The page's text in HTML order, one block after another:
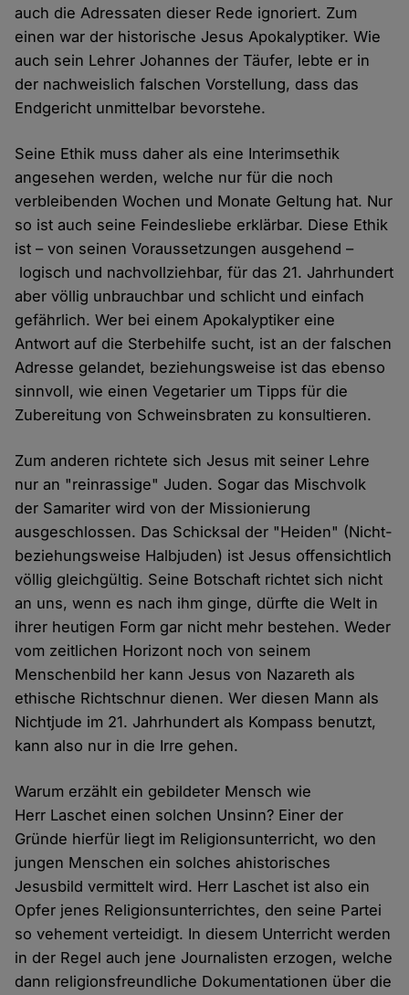
auch die Adressaten dieser Rede ignoriert. Zum
einen war der historische Jesus Apokalyptiker. Wie
auch sein Lehrer Johannes der Täufer, lebte er in
der nachweislich falschen Vorstellung, dass das
Endgericht unmittelbar bevorstehe.
Seine Ethik muss daher als eine Interimsethik
angesehen werden, welche nur für die noch
verbleibenden Wochen und Monate Geltung hat. Nur
so ist auch seine Feindesliebe erklärbar. Diese Ethik
ist – von seinen Voraussetzungen ausgehend –
logisch und nachvollziehbar, für das 21. Jahrhundert
aber völlig unbrauchbar und schlicht und einfach
gefährlich. Wer bei einem Apokalyptiker eine
Antwort auf die Sterbehilfe sucht, ist an der falschen
Adresse gelandet, beziehungsweise ist das ebenso
sinnvoll, wie einen Vegetarier um Tipps für die
Zubereitung von Schweinsbraten zu konsultieren.
Zum anderen richtete sich Jesus mit seiner Lehre
nur an "reinrassige" Juden. Sogar das Mischvolk
der Samariter wird von der Missionierung
ausgeschlossen. Das Schicksal der "Heiden" (Nicht-
beziehungsweise Halbjuden) ist Jesus offensichtlich
völlig gleichgültig. Seine Botschaft richtet sich nicht
an uns, wenn es nach ihm ginge, dürfte die Welt in
ihrer heutigen Form gar nicht mehr bestehen. Weder
vom zeitlichen Horizont noch von seinem
Menschenbild her kann Jesus von Nazareth als
ethische Richtschnur dienen. Wer diesen Mann als
Nichtjude im 21. Jahrhundert als Kompass benutzt,
kann also nur in die Irre gehen.
Warum erzählt ein gebildeter Mensch wie
Herr Laschet einen solchen Unsinn? Einer der
Gründe hierfür liegt im Religionsunterricht, wo den
jungen Menschen ein solches ahistorisches
Jesusbild vermittelt wird. Herr Laschet ist also ein
Opfer jenes Religionsunterrichtes, den seine Partei
so vehement verteidigt. In diesem Unterricht werden
in der Regel auch jene Journalisten erzogen, welche
dann religionsfreundliche Dokumentationen über die